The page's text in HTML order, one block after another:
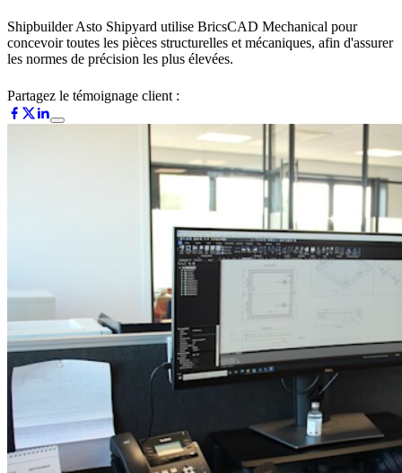
Shipbuilder Asto Shipyard utilise BricsCAD Mechanical pour
concevoir toutes les pièces structurelles et mécaniques, afin d'assurer
les normes de précision les plus élevées.
Partagez le témoignage client :